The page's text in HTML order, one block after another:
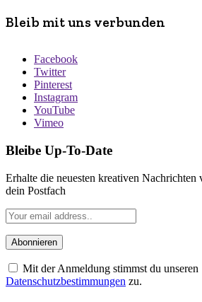
Bleib mit uns verbunden
Facebook
Twitter
Pinterest
Instagram
YouTube
Vimeo
Bleibe Up-To-Date
Erhalte die neuesten kreativen
dein Postfach
Mit der Anmeldung stimmst du unseren
Datenschutzbestimmungen zu.